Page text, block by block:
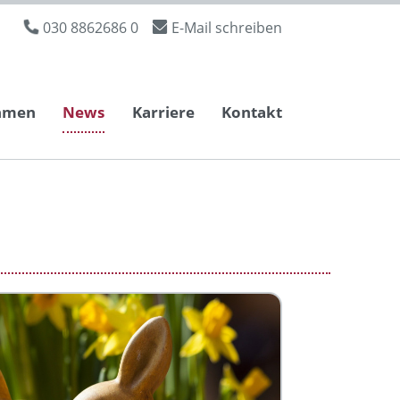
030 8862686 0 E-Mail schreiben
News Karriere Kontakt